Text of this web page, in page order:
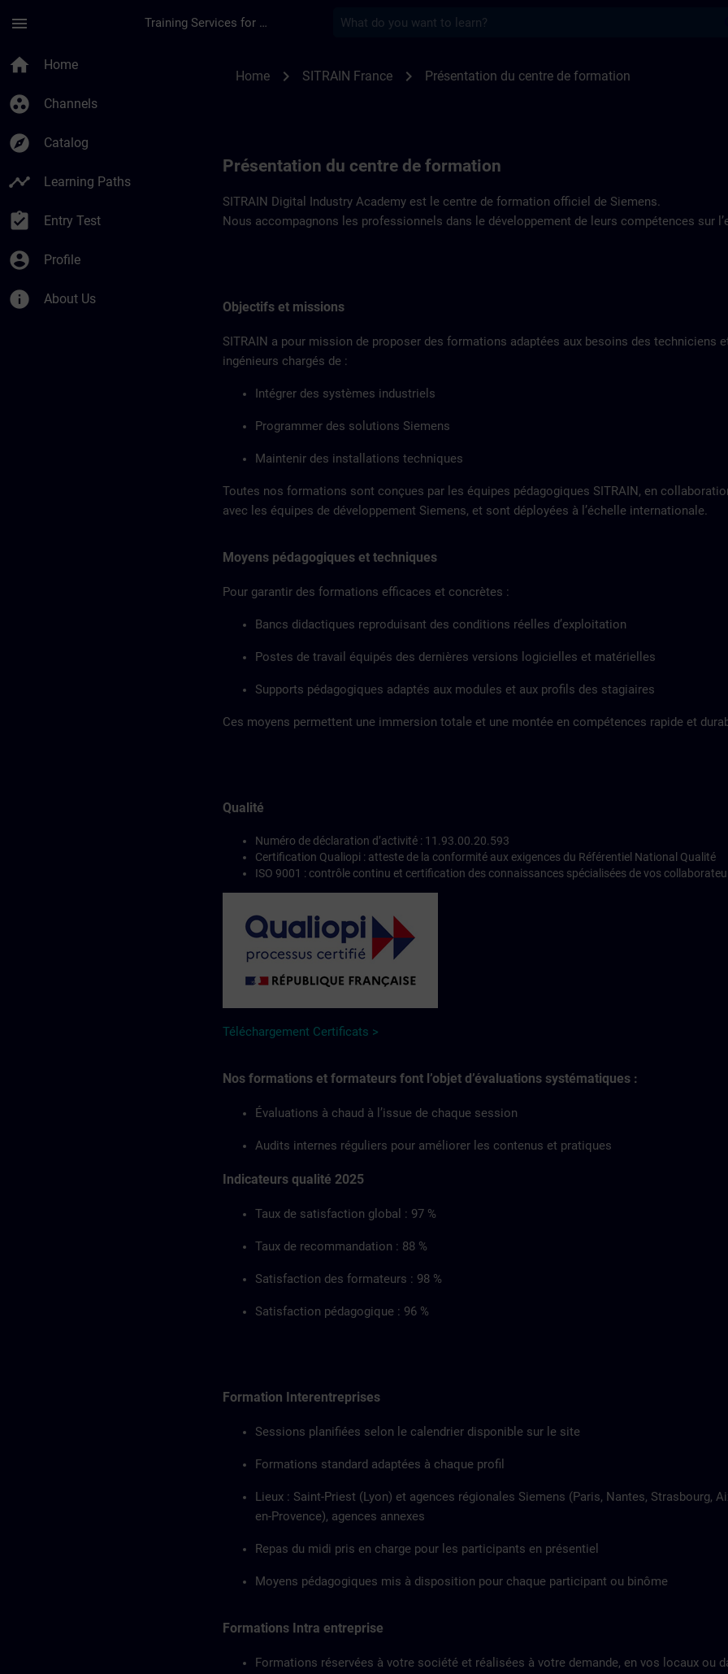
menu Training Services for Digital Industries
home Home
group_work Channels
explore Catalog
timeline Learning Paths
assignment_turned_in Entry Test
account_circle Profile
info About Us
Home chevron_right SITRAIN France chevron_right Présentation du centre de formation
Présentation du centre de formation
SITRAIN Digital Industry Academy est le centre de formation officiel de Siemens.
Nous accompagnons les professionnels dans le développement de leurs compétences sur
Objectifs et missions
SITRAIN a pour mission de proposer des formations adaptées aux besoins des techniciens
ingénieurs chargés de :
Intégrer des systèmes industriels
Programmer des solutions Siemens
Maintenir des installations techniques
Toutes nos formations sont conçues par les équipes pédagogiques SITRAIN, en
avec les équipes de développement Siemens, et sont déployées à l’échelle internationale.
Moyens pédagogiques et techniques
Pour garantir des formations efficaces et concrètes :
Bancs didactiques reproduisant des conditions réelles d’exploitation
Postes de travail équipés des dernières versions logicielles et matérielles
Supports pédagogiques adaptés aux modules et aux profils des stagiaires
Ces moyens permettent une immersion totale et une montée en compétences rapide et
Qualité
Numéro de déclaration d’activité : 11.93.00.20.593
Certification Qualiopi : atteste de la conformité aux exigences du Référentiel National Qualité
ISO 9001 : contrôle continu et certification des connaissances spécialisées de vos
Téléchargement Certificats >
Nos formations et formateurs font l’objet d’évaluations systématiques :
Évaluations à chaud à l’issue de chaque session
Audits internes réguliers pour améliorer les contenus et pratiques
Indicateurs qualité 2025
Taux de satisfaction global : 97 %
Taux de recommandation : 88 %
Satisfaction des formateurs : 98 %
Satisfaction pédagogique : 96 %
Formation Interentreprises
Sessions planifiées selon le calendrier disponible sur le site
Formations standard adaptées à chaque profil
Lieux : Saint-Priest (Lyon) et agences régionales Siemens (Paris, Nantes, Strasbourg,
en-Provence), agences annexes
Repas du midi pris en charge pour les participants en présentiel
Moyens pédagogiques mis à disposition pour chaque participant ou binôme
Formations Intra entreprise
Formations réservées à votre société et réalisées à votre demande, en vos locaux ou